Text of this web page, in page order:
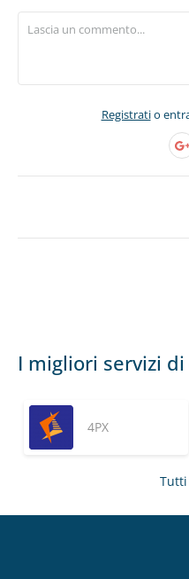
Registratio
I migliori servizi di
4PX